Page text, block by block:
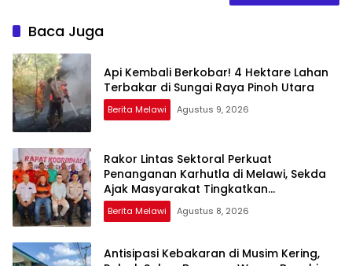
Baca Juga
Api Kembali Berkobar! 4 Hektare Lahan
Terbakar di Sungai Raya Pinoh Utara
Berita Melawi Agustus 9, 2026
Rakor Lintas Sektoral Perkuat
Penanganan Karhutla di Melawi, Sekda
Ajak Masyarakat Tingkatkan
Kewaspadaan
Berita Melawi Agustus 8, 2026
Antisipasi Kebakaran di Musim Kering,